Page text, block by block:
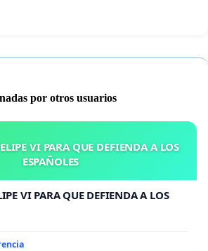
por otros usuarios
VI PARA QUE DEFIENDA A LOS
ESPAÑOLES
VI PARA QUE DEFIENDA A LOS